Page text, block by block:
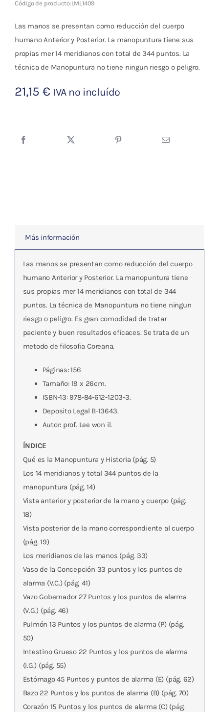
Código de producto:LML1409
Las manos se presentan como reducción del cuerpo
humano Anterior y Posterior. La manopuntura tiene sus
propias mer 14 meridianos con total de 344 puntos. La
técnica de Manopuntura no tiene ningun riesgo o peligro.
21,15 € IVA no incluído
Más información
Las manos se presentan como reducción del cuerpo
humano Anterior y Posterior. La manopuntura tiene
sus propias mer 14 meridianos con total de 344
puntos. La técnica de Manopuntura no tiene ningun
riesgo o peligro. Es gran comodidad de tratar
paciente y buen resultados eficaces. Se trata de un
metodo de filosofia Coreana.
Páginas: 156
Tamaño: 19 x 26cm.
ISBN-13: 978-84-612-1203-3.
Deposito Legal B-13643.
Autor: prof. Lee won il.
ÍNDICE
Qué es la Manopuntura y Historia (pág. 5)
Los 14 meridianos y total 344 puntos de la
manopuntura (pág. 14)
Vista anterior y posterior de la mano y cuerpo (pág.
18)
Vista posterior de la mano correspondiente al cuerpo
(pág. 19)
Los meridianos de las manos (pág. 33)
Vaso de la Concepción 33 puntos y los puntos de
alarma (V.C.) (pág. 41)
Vazo Gobernador 27 Puntos y los puntos de alarma
(V.G.) (pág. 46)
Pulmón 13 Puntos y los puntos de alarma (P) (pág.
50)
Intestino Grueso 22 Puntos y los puntos de alarma
(I.G.) (pág. 55)
Estómago 45 Puntos y puntos de alarma (E) (pág. 62)
Bazo 22 Puntos y los puntos de alarma (B) (pág. 70)
Corazón 15 Puntos y los puntos de alarma (C) (pág.